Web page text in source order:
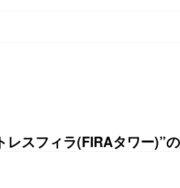
スフィラ(FIRAタワー)”